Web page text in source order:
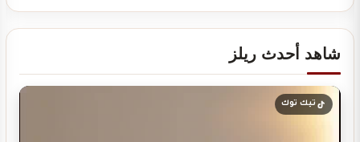
شاهد أحدث ريلز
تيك توك